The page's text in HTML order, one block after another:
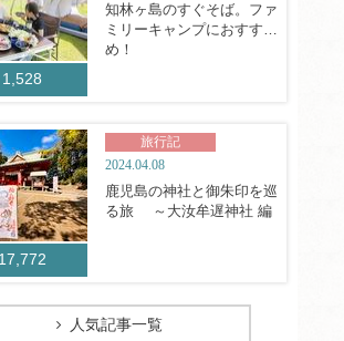
1,528
知林ヶ島のすぐそば。ファ
ミリーキャンプにおすす
め！
17,772
旅行記
2024.04.08
鹿児島の神社と御朱印を巡
る旅 ～大汝牟遅神社 編
人気記事一覧